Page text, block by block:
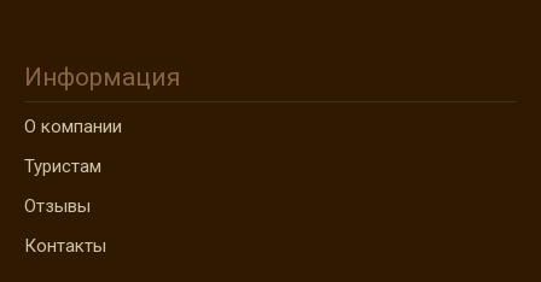
Информация
О компании
Туристам
Отзывы
Контакты